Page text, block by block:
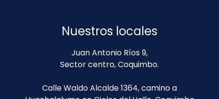
Nuestros locales
Juan Antonio Ríos 9,
Sector centro, Coquimbo.
Calle Waldo Alcalde 1364, camino a